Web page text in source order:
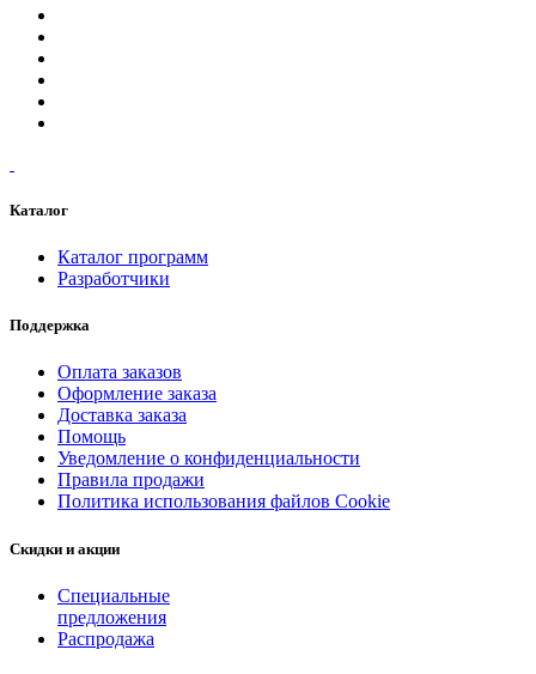
Каталог
Каталог программ
Разработчики
Поддержка
Оплата заказов
Оформление заказа
Доставка заказа
Помощь
Уведомление о конфиденциальности
Правила продажи
Политика использования файлов Cookie
Скидки и акции
Специальные
предложения
Распродажа